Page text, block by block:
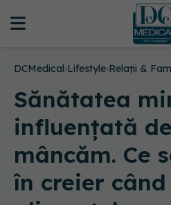
DCMedical›Lifestyle›Relații &
Sănătatea
influențată
mâncăm. Ce
în creier